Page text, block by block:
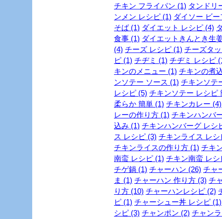
チキン フライパン (1) タンドリ
ンメン レシピ (1) ダイソー ビ
そば (1) ダイエット レシピ (4)
食事 (1) ダイエットきんとき生
(4) チーズ レシピ (1) チーズタ
ピ (1) チヂミ (1) チヂミ レシピ
キンのメニュー (1) チキンの煮
ンソテー ソース (1) チキンソテ
レシピ (5) チキンソテー レシピ
柔らか 簡単 (1) チキンカレー (4)
レーの作り方 (1) チキンハンバ
込み (1) チキンハンバーグ レシ
ス レシピ (3) チキンライス レシ
チキンライスの作り方 (1) チキ
南蛮 レシピ (1) チキン南蛮 レシ
チゲ鍋 (1) チャーハン (26) チャ
ま (1) チャーハン 作り方 (3) チ
り方 (10) チャーハンレシピ (2)
ピ (1) チャーシュー丼 レシピ (1)
シピ (3) チャンポン (2) チャン